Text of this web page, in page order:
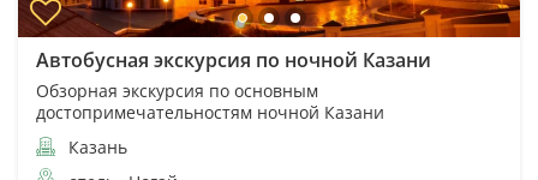
Автобусная экскурсия по ночной Казани
Обзорная экскурсия по основным
достопримечательностям ночной Казани
Казань